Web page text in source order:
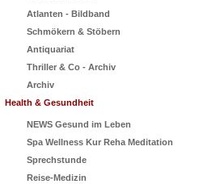
Atlanten - Bildband
Schmökern & Stöbern
Antiquariat
Thriller & Co - Archiv
Archiv
Health & Gesundheit
NEWS Gesund im Leben
Spa Wellness Kur Reha Meditation
Sprechstunde
Reise-Medizin